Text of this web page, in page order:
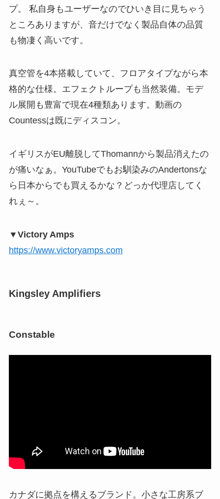
プ。 私自身もユーザーなのでひいき目に見ちゃう
ところありますが、音だけでなく製品自体の品質
も物凄く高いです。
真空管を4本搭載していて、フロアタイプながら本
格的な仕様。エフェクトループも当然装備。モデ
ル展開も豊富で現在4種類あります。動画の
Countessは既にディスコン。
イギリスがEU離脱してThomannから製品消えたの
が痛いなぁ。YouTubeでもお馴染みのAndertonsな
ら日本からでも買えるかな？どっか代理店してく
れぇ～。
▼Victory Amps
https://www.victoryamps.com
Kingsley Amplifiers
Constable
カナダに拠点を構えるブランド。小さな工房系ブ